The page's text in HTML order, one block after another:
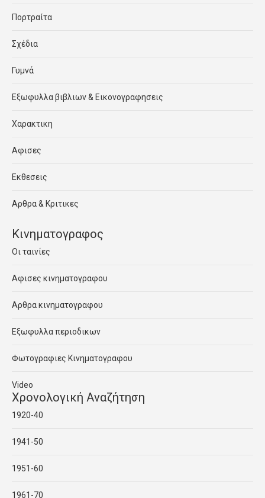
Πορτραίτα
Σχέδια
Γυμνά
Εξωφυλλα βιβλιων & Εικονογραφησεις
Χαρακτικη
Αφισες
Εκθεσεις
Αρθρα & Κριτικες
Κινηματογραφος
Οι ταινίες
Αφισες κινηματογραφου
Αρθρα κινηματογραφου
Εξωφυλλα περιοδικων
Φωτογραφιες Κινηματογραφου
Video
Χρονολογική Αναζήτηση
1920-40
1941-50
1951-60
1961-70